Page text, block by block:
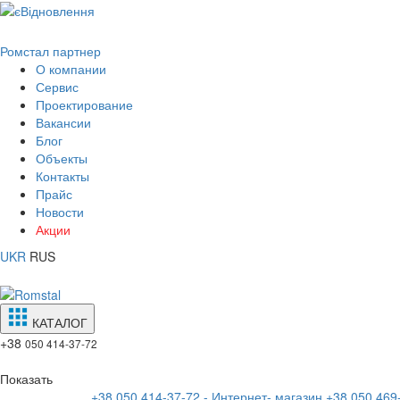
Ромстал партнер
О компании
Сервис
Проектирование
Вакансии
Блог
Объекты
Контакты
Прайс
Новости
Акции
UKR RUS
КАТАЛОГ
+38 050 414-37-72
Показать
+38 050 414-37-72 - Интернет- магазин +38 050